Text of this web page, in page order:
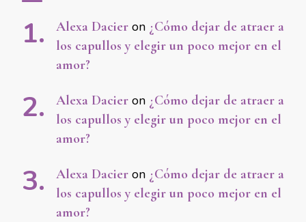
Alexa Dacier on ¿Cómo dejar de atraer a
los capullos y elegir un poco mejor en el
amor?
Alexa Dacier on ¿Cómo dejar de atraer a
los capullos y elegir un poco mejor en el
amor?
Alexa Dacier on ¿Cómo dejar de atraer a
los capullos y elegir un poco mejor en el
amor?